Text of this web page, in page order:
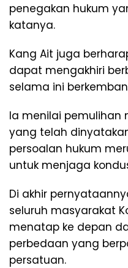
penegakan hukum
katanya.
Kang Ait juga
dapat mengakhiri
selama ini
Ia menilai pemulihan
yang telah
persoalan hukum
untuk menjaga
Di akhir
seluruh masyarakat
menatap ke depan
perbedaan yang
persatuan.